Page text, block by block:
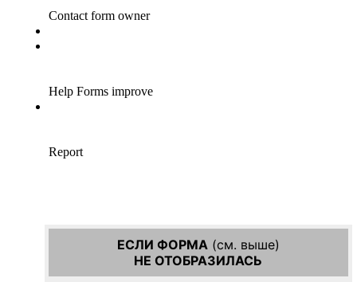
ЕСЛИ ФОРМА (см. выше)
НЕ ОТОБРАЗИЛАСЬ